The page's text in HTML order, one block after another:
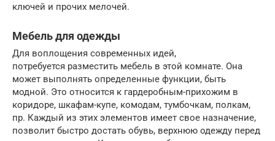
ключей и прочих мелочей.
Мебель для одежды
Для воплощения современных идей,
потребуется разместить мебель в этой комнате. Она
может выполнять определенные функции, быть
модной. Это относится к гардеробным-прихожим в
коридоре, шкафам-купе, комодам, тумбочкам, полкам,
пр. Каждый из этих элементов имеет свое назначение,
позволит быстро достать обувь, верхнюю одежду перед